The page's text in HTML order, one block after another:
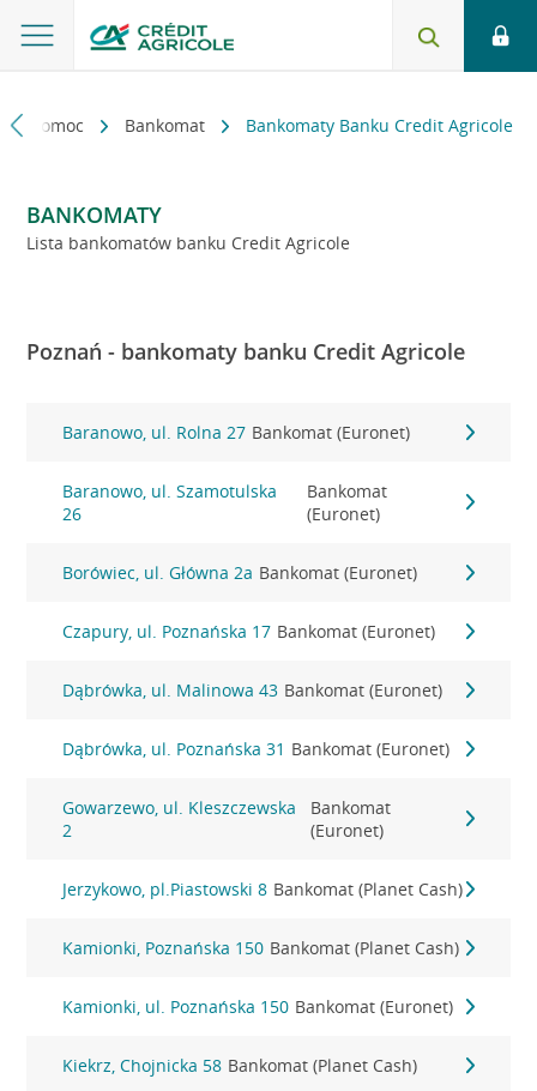
i pomoc Bankomat Bankomaty Banku Credit Agricole
BANKOMATY
Lista bankomatów banku Credit Agricole
Poznań - bankomaty banku Credit Agricole
Baranowo, ul. Rolna 27 Bankomat (Euronet)
Baranowo, ul. Szamotulska
26
Bankomat
(Euronet)
Borówiec, ul. Główna 2a Bankomat (Euronet)
Czapury, ul. Poznańska 17 Bankomat (Euronet)
Dąbrówka, ul. Malinowa 43 Bankomat (Euronet)
Dąbrówka, ul. Poznańska 31 Bankomat (Euronet)
Gowarzewo, ul. Kleszczewska
2
Bankomat
(Euronet)
Jerzykowo, pl.Piastowski 8 Bankomat (Planet Cash)
Kamionki, Poznańska 150 Bankomat (Planet Cash)
Kamionki, ul. Poznańska 150 Bankomat (Euronet)
Kiekrz, Chojnicka 58 Bankomat (Planet Cash)